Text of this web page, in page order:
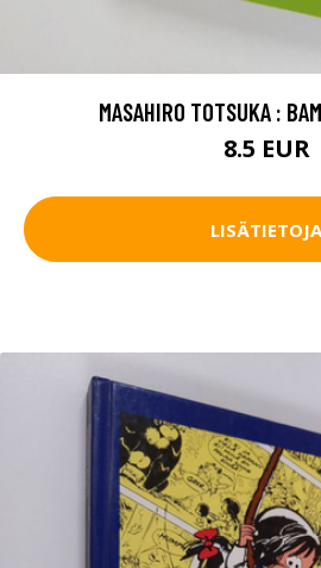
MASAHIRO TOTSUKA :
8.5 EUR
LISÄTIETOJA